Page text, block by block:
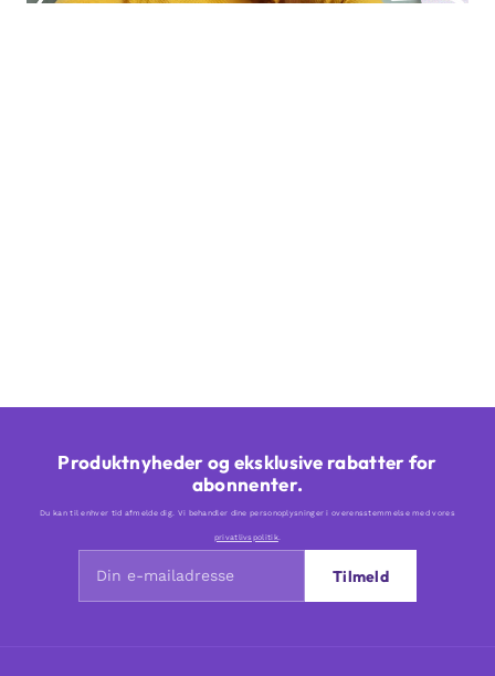
Produktnyheder og eksklusive rabatter for
abonnenter.
Du kan til enhver tid afmelde dig. Vi behandler dine personoplysninger i overensstemmelse med vores
privatlivspolitik.
Tilmeld